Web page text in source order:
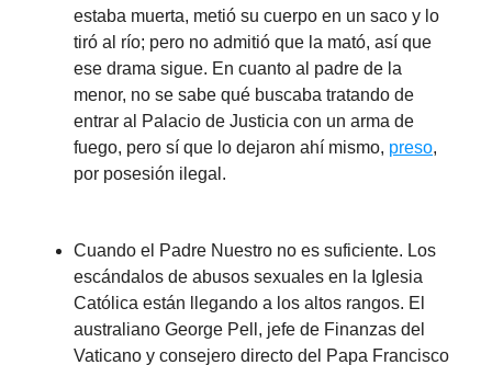
estaba muerta, metió su cuerpo en un saco y lo
tiró al río; pero no admitió que la mató, así que
ese drama sigue. En cuanto al padre de la
menor, no se sabe qué buscaba tratando de
entrar al Palacio de Justicia con un arma de
fuego, pero sí que lo dejaron ahí mismo, preso,
por posesión ilegal.
Cuando el Padre Nuestro no es suficiente. Los
escándalos de abusos sexuales en la Iglesia
Católica están llegando a los altos rangos. El
australiano George Pell, jefe de Finanzas del
Vaticano y consejero directo del Papa Francisco